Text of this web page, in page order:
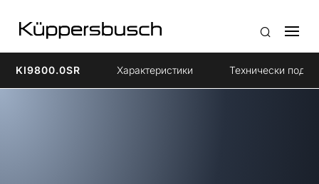
KI9800.0SR Xарактеристики Технически